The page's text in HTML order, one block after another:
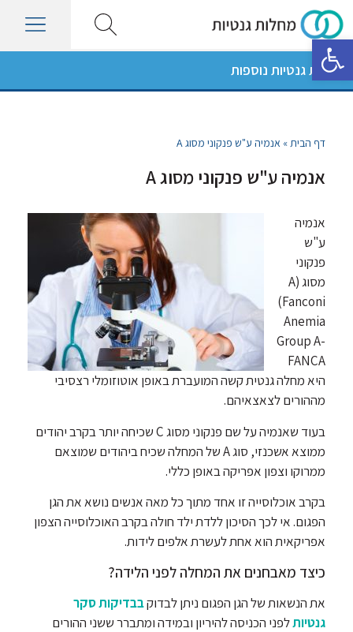
פתח סרגל נגישות
מחלות גנטיות נוספות
דף הבית» אנמיה ע"ש פנקוני מסוג A
אנמיה ע"ש פנקוני מסוג A
אנמיה
ע"ש
פנקוני
מסוג (A
(Fanconi
Anemia
Group A-
FANCA
היא מחלה גנטית קשה המועברת באופן אוטוזומלי רצסיבי
מההורים לצאצאיהם.
בעוד שאנמיה על שם פנקוני מסוג C שכיחה יותר בקרב יהודים
ממוצא אשכנזי, סוג A של המחלה שכיח ביהודים שמוצאם
ממרוקו וצפון אפריקה באופן כללי.
בקרב אוכלוסייה זו אחד מתוך כל מאה אנשים נושא את הגן
הפגום. אי לכך הסיכון ללדת ילד חולה בקרב האוכלוסייה הצפון
אפריקאית הוא אחת לעשרת אלפים לידות.
כיצד מאבחנים את המחלה לפני הלידה?
את הנשאות של הגן הפגום ניתן לבדוקבבדיקות סקר
גנטיותלפני הכניסה להיריון ובמידה ומתברר ששני ההורים